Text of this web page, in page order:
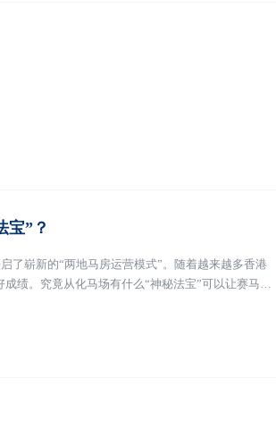
宝”？
了崭新的“两地马房运营模式”。随着越来越多香港
绩。究竟从化马场有什么“神秘法宝”可以让赛马在